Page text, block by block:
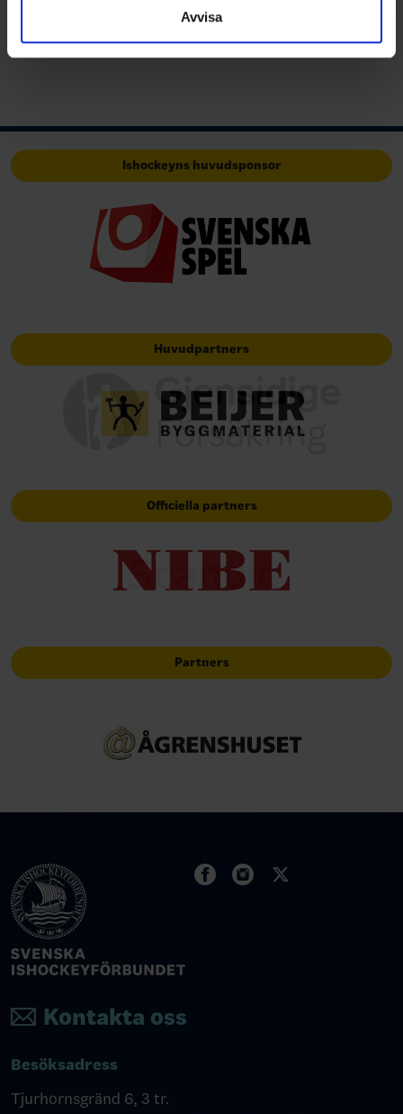
Avvisa
Ishockeyns huvudsponsor
Huvudpartners
Officiella partners
Partners
Kontakta oss
Besöksadress
Tjurhornsgränd 6, 3 tr.